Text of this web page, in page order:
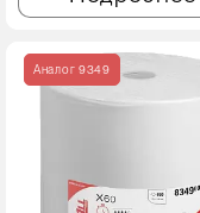
Аналог 9349